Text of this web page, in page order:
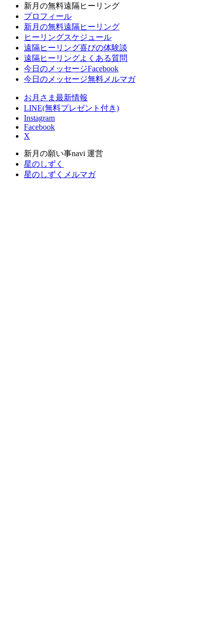
新月の無料遠隔ヒーリング
プロフィール
新月の無料遠隔ヒーリング
ヒーリングスケジュール
遠隔ヒーリング喜びの体験談
遠隔ヒーリングよくある質問
今日のメッセージFacebook
今日のメッセージ無料メルマガ
お月さま最新情報
LINE(無料プレゼント付き)
Instagram
Facebook
X
新月の願い事navi 運営
星のしずく
星のしずくメルマガ